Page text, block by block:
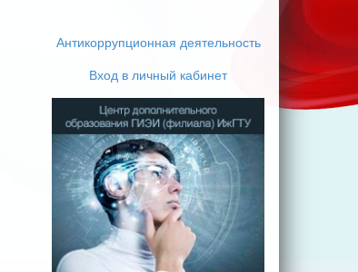
Антикоррупционная деятельность
Вход в личный кабинет